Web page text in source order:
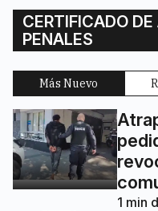
CERTIFICADO
PENALES
Más Nuevo
1 min